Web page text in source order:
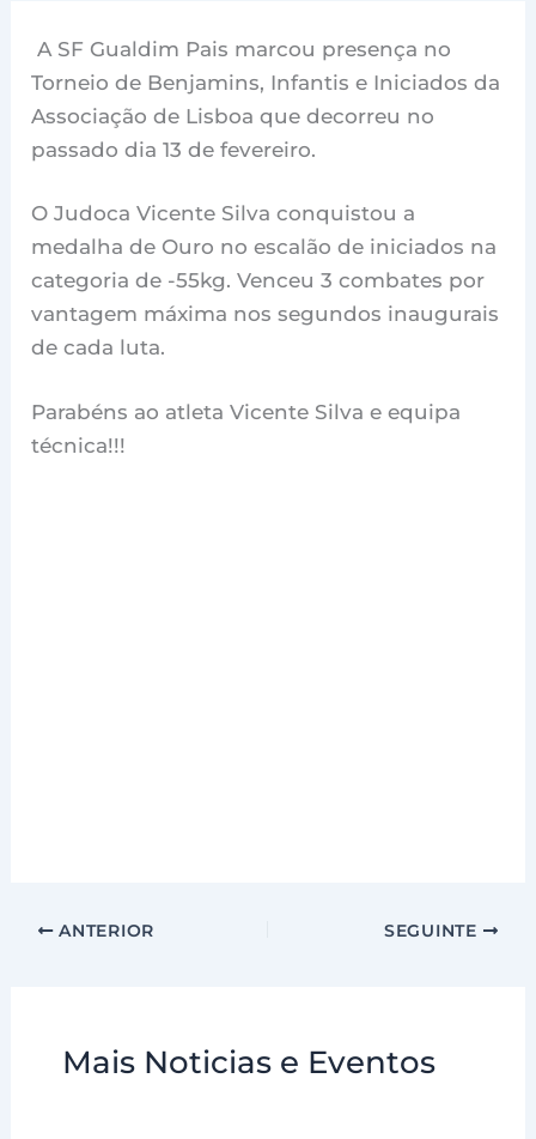
A SF Gualdim Pais marcou presença no
Torneio de Benjamins, Infantis e Iniciados da
Associação de Lisboa que decorreu no
passado dia 13 de fevereiro.
O Judoca Vicente Silva conquistou a
medalha de Ouro no escalão de iniciados na
categoria de -55kg. Venceu 3 combates por
vantagem máxima nos segundos inaugurais
de cada luta.
Parabéns ao atleta Vicente Silva e equipa
técnica!!!
ANTERIOR SEGUINTE
Mais Noticias e Eventos